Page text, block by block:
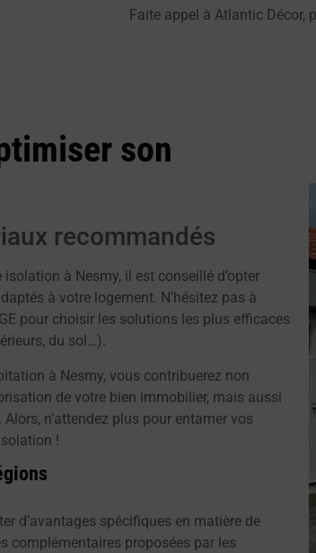
Faite appel à Atlantic Décor,
son
recommandés
à Nesmy, il est conseillé d’opter
à votre logement. N’hésitez pas à
pour choisir les solutions les plus efficaces
du sol…).
à Nesmy, vous contribuerez non
de votre bien immobilier, mais aussi
n’attendez plus pour entamer vos
!
d’avantages spécifiques en matière de
complémentaires proposées par les